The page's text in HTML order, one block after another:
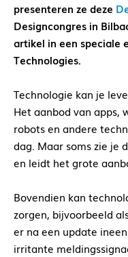
presenteren ze deze
Designcongres in
artikel in een speciale
Technologies.
Technologie kan je
Het aanbod van apps,
robots en andere
dag. Maar soms zie je
en leidt het grote
Bovendien kan
zorgen, bijvoorbeeld
er na een update
irritante